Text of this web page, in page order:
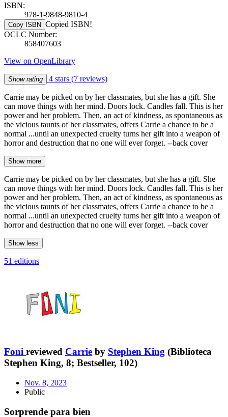
ISBN:
978-1-9848-9810-4
Copy ISBN Copied ISBN!
OCLC Number:
858407603
View on OpenLibrary
Show rating 4 stars (7 reviews)
Carrie may be picked on by her classmates, but she has a gift. She
can move things with her mind. Doors lock. Candles fall. This is her
power and her problem. Then, an act of kindness, as spontaneous as
the vicious taunts of her classmates, offers Carrie a chance to be a
normal ...until an unexpected cruelty turns her gift into a weapon of
horror and destruction that no one will ever forget. --back cover
Show more
Carrie may be picked on by her classmates, but she has a gift. She
can move things with her mind. Doors lock. Candles fall. This is her
power and her problem. Then, an act of kindness, as spontaneous as
the vicious taunts of her classmates, offers Carrie a chance to be a
normal ...until an unexpected cruelty turns her gift into a weapon of
horror and destruction that no one will ever forget. --back cover
Show less
51 editions
Foni reviewed Carrie by Stephen King (Biblioteca
Stephen King, 8; Bestseller, 102)
Nov. 8, 2023
Public
Sorprende para bien